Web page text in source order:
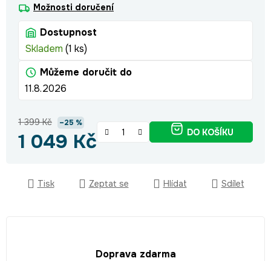
Možnosti doručení
Dostupnost
Skladem (1 ks)
Můžeme doručit do
11.8.2026
1 399 Kč –25 %
1 049 Kč DO KOŠÍKU
Tisk Zeptat se Hlídat Sdílet
Doprava zdarma